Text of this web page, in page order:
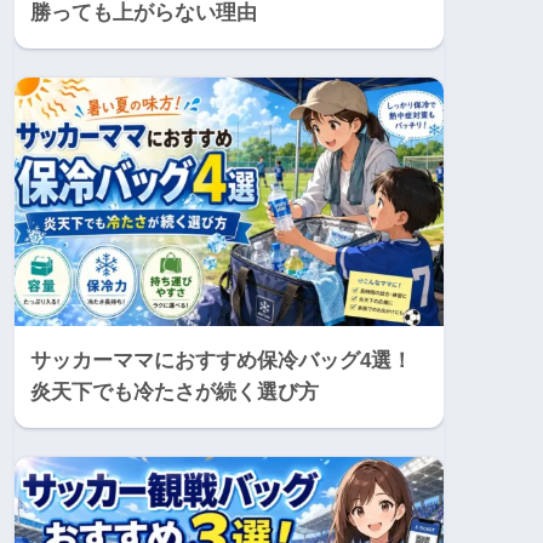
勝っても上がらない理由
サッカーママにおすすめ保冷バッグ4選！
炎天下でも冷たさが続く選び方